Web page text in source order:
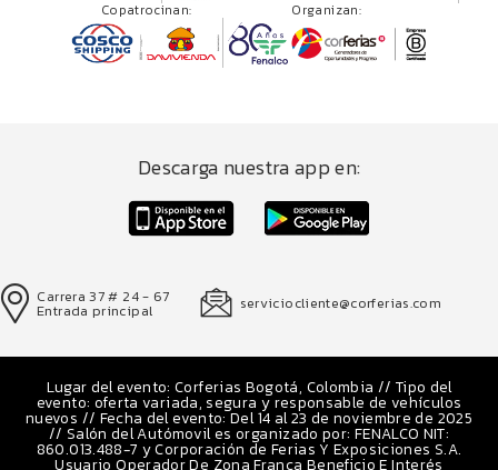
Copatrocinan: Organizan:
Descarga nuestra app en:
Carrera 37 # 24 - 67
Entrada principal serviciocliente@corferias.com
Lugar del evento: Corferias Bogotá, Colombia // Tipo del
evento: oferta variada, segura y responsable de vehículos
nuevos // Fecha del evento: Del 14 al 23 de noviembre de 2025
// Salón del Autómovil es organizado por: FENALCO NIT:
860.013.488-7 y Corporación de Ferias Y Exposiciones S.A.
Usuario Operador De Zona Franca Beneficio E Interés